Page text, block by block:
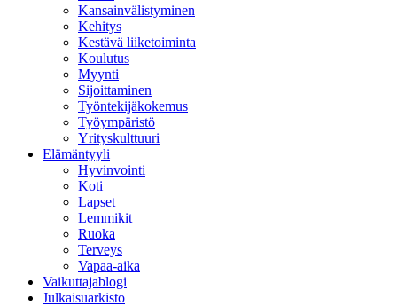
Kansainvälistyminen
Kehitys
Kestävä liiketoiminta
Koulutus
Myynti
Sijoittaminen
Työntekijäkokemus
Työympäristö
Yrityskulttuuri
Elämäntyyli
Hyvinvointi
Koti
Lapset
Lemmikit
Ruoka
Terveys
Vapaa-aika
Vaikuttajablogi
Julkaisuarkisto